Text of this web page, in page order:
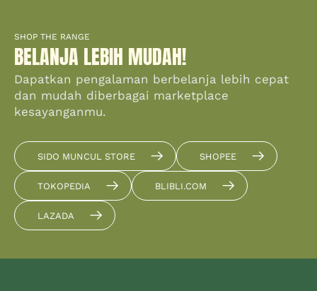
SHOP THE RANGE
BELANJA LEBIH MUDAH!
Dapatkan pengalaman berbelanja lebih cepat
dan mudah diberbagai marketplace
kesayanganmu.
SIDO MUNCUL STORE SHOPEE
TOKOPEDIA BLIBLI.COM
LAZADA